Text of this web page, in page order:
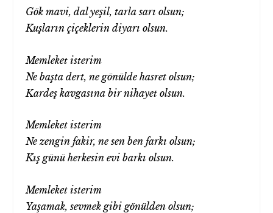
Gök mavi, dal yeşil, tarla sarı olsun;
Kuşların çiçeklerin diyarı olsun.
Memleket isterim
Ne başta dert, ne gönülde hasret olsun;
Kardeş kavgasına bir nihayet olsun.
Memleket isterim
Ne zengin fakir, ne sen ben farkı olsun;
Kış günü herkesin evi barkı olsun.
Memleket isterim
Yaşamak, sevmek gibi gönülden olsun;